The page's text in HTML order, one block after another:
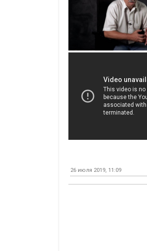
26 июля 2019, 11:09